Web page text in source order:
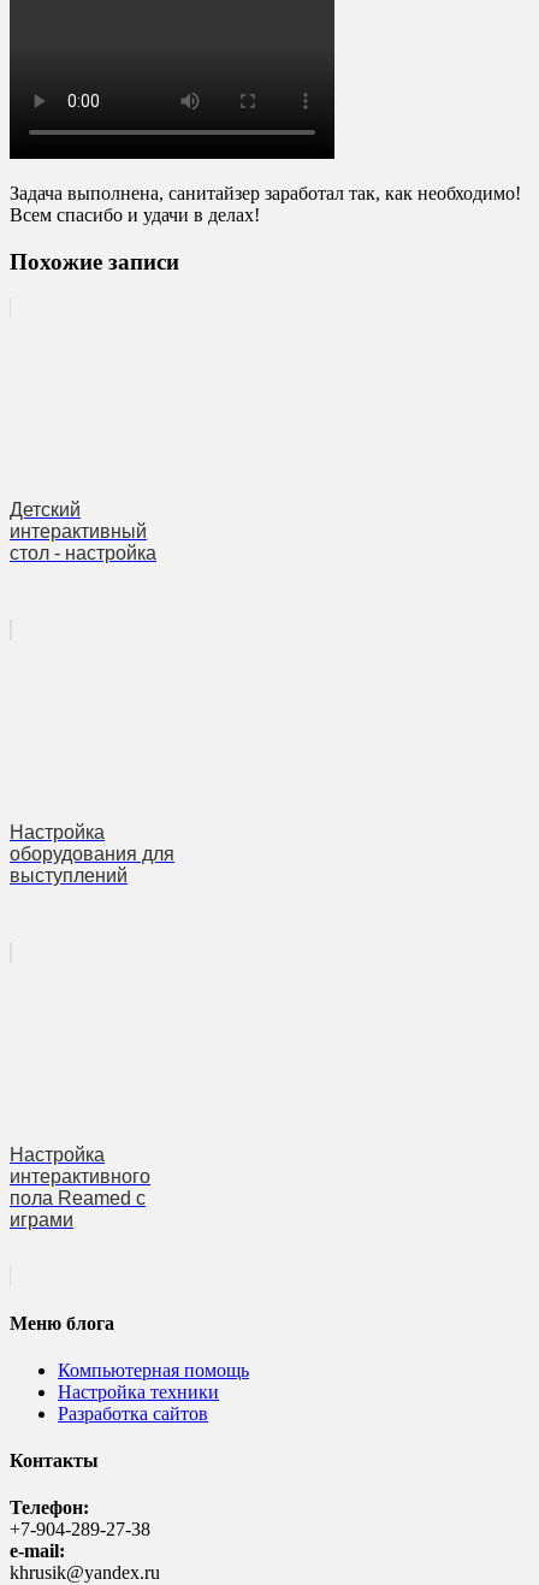
Задача выполнена, санитайзер заработал так, как необходимо!
Всем спасибо и удачи в делах!
Похожие записи
Детский
интерактивный
стол - настройка
Настройка
оборудования для
выступлений
Настройка
интерактивного
пола Reamed с
играми
Меню блога
Компьютерная помощь
Настройка техники
Разработка сайтов
Контакты
Телефон:
+7-904-289-27-38
e-mail:
khrusik@yandex.ru